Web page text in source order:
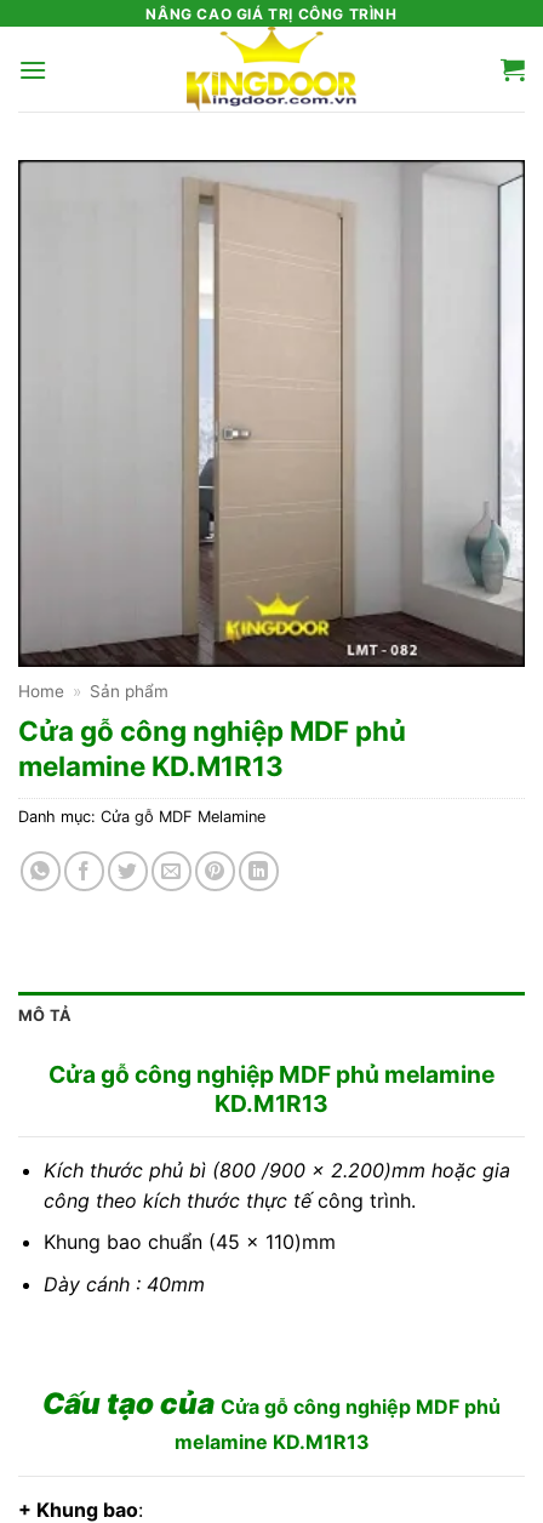
nội
NÂNG CAO GIÁ TRỊ CÔNG TRÌNH
Home » Sản phẩm
Cửa gỗ công nghiệp MDF phủ
melamine KD.M1R13
Danh mục: Cửa gỗ MDF Melamine
MÔ TẢ
Cửa gỗ công nghiệp MDF phủ melamine
KD.M1R13
Kích thước phủ bì (800 /900 x 2.200)mm hoặc gia
công theo kích thước thực tếcông trình.
Khung bao chuẩn (45 x 110)mm
Dày cánh : 40mm
Cấu tạo của Cửa gỗ công nghiệp MDF phủ
melamine KD.M1R13
+ Khung bao: